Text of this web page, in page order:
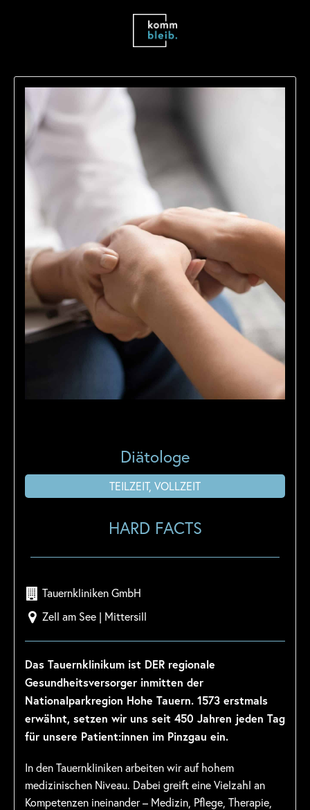
Diätologe
TEILZEIT, VOLLZEIT
HARD FACTS
Tauernkliniken GmbH
Zell am See | Mittersill
Das Tauernklinikum ist DER regionale
Gesundheitsversorger inmitten der
Nationalparkregion Hohe Tauern. 1573 erstmals
erwähnt, setzen wir uns seit 450 Jahren jeden Tag
für unsere Patient:innen im Pinzgau ein.
In den Tauernkliniken arbeiten wir auf hohem
medizinischen Niveau. Dabei greift eine Vielzahl an
Kompetenzen ineinander – Medizin, Pflege, Therapie,